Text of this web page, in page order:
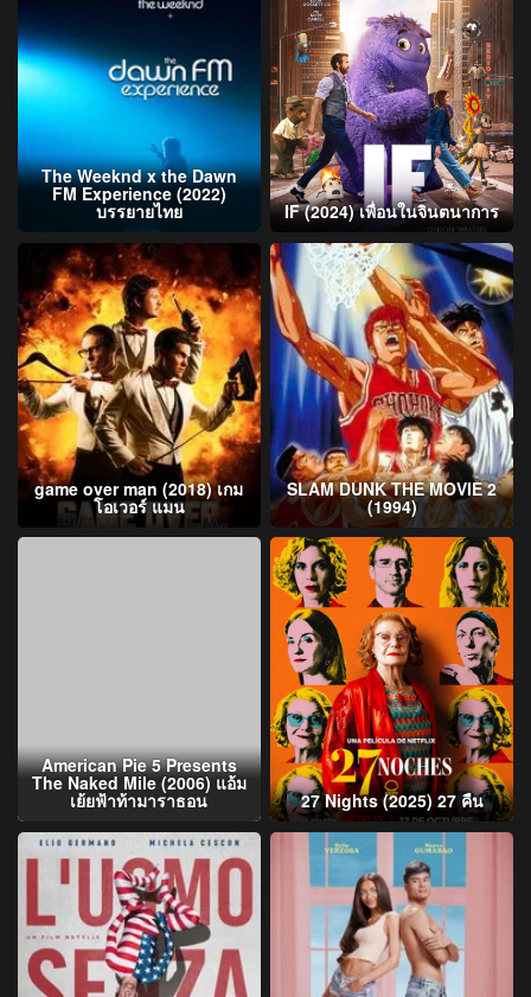
The Weeknd x the Dawn
FM Experience (2022)
บรรยายไทย IF (2024) เพื่อนในจินตนาการ
game over man (2018) เกม
โอเวอร์ แมน
SLAM DUNK THE MOVIE 2
(1994)
American Pie 5 Presents
The Naked Mile (2006) แอ้ม
เย้ยฟ้าท้ามาราธอน 27 Nights (2025) 27 คืน